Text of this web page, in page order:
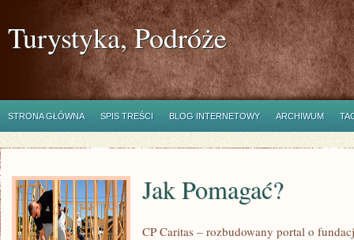
Turystyka, Podróże
STRONA GŁÓWNA SPIS TREŚCI BLOG INTERNETOWY ARCHIWUM
Jak Pomagać?
CP Caritas – rozbudowany portal o